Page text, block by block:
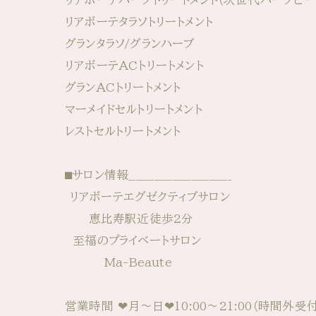
リアボーテタラソトリートメント
グランタラソ/グランハーブ
リアボーテACトリートメント
グランACトリートメント
マーメイドセルトリートメント
レストセルトリートメント
⬛︎サロン情報____________________________⁡⁡
⁡⁡⁡ リアボーテエグゼクティブサロン
恵比寿駅近徒歩2分
至福のプライベートサロン
Ma-Beaute
営業時間 ⁡⁡❤︎月〜日❤︎10:00〜21:00⁡⁡（時間外受